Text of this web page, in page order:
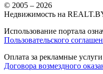
© 2005 – 2026
Недвижимость на
Использование портала
Пользовательского
Оплата за рекламные
Договора возмездного